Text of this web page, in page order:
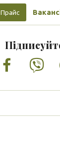
Прайс